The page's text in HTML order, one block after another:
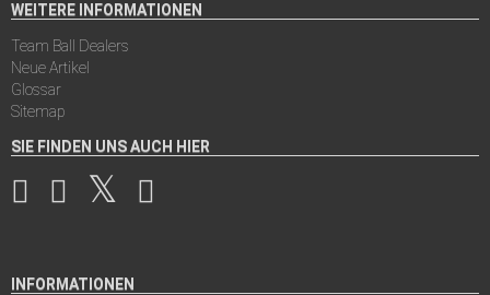
WEITERE INFORMATIONEN
Team Ball Dealers
Neue Artikel
Glossar
Sitemap
SIE FINDEN UNS AUCH HIER
INFORMATIONEN